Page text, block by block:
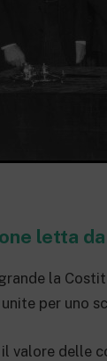
letta
la
per uno
valore delle